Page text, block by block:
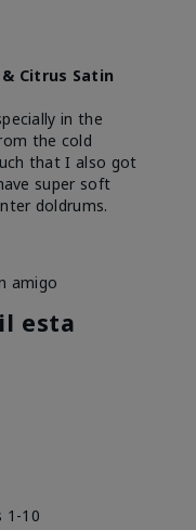
Citrus Satin
in the
the cold
that I also got
super soft
doldrums.
amigo
esta
1-10